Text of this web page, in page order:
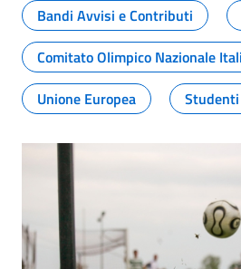
Bandi Avvisi e Contributi
Comitato Olimpico Nazionale
Unione Europea